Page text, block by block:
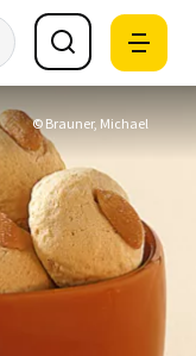
© Brauner, Michael